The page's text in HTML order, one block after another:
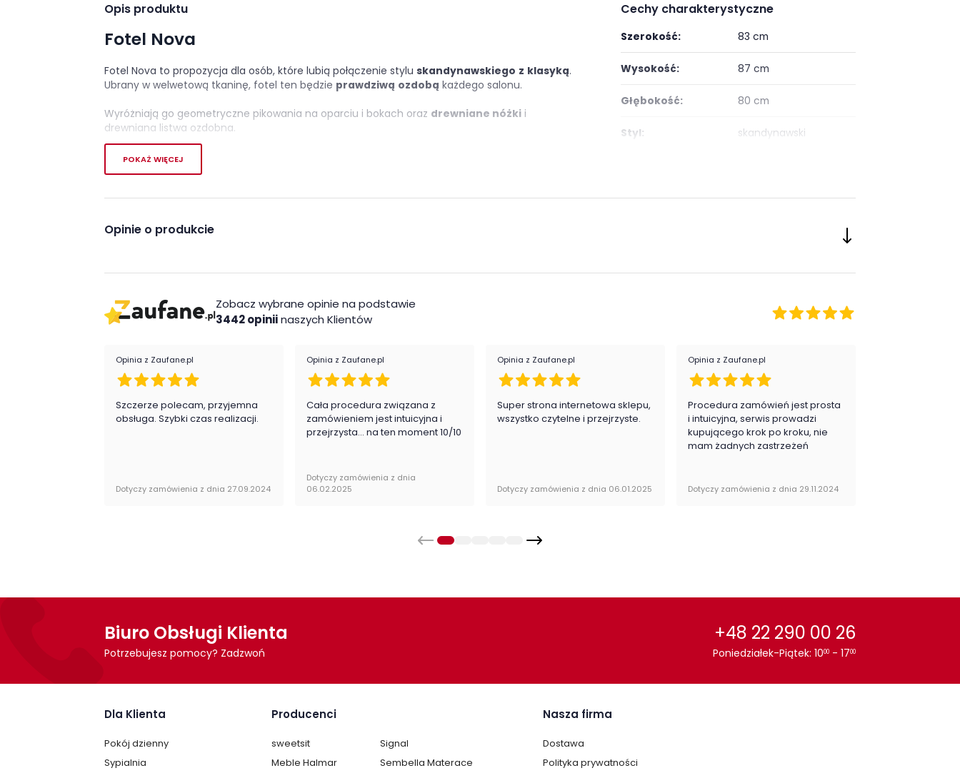
Opis produktu
Fotel Nova
Fotel Nova to propozycja dla osób, które lubią połączenie stylu skandynawskiego z klasyką.
Ubrany w welwetową tkaninę, fotel ten będzie prawdziwą ozdobą każdego salonu.
Wyróżniają go geometryczne pikowania na oparciu i bokach oraz drewniane nóżki i
drewniana listwa ozdobna.
Doskonale komponuje się z sofą Nova, z którą stworzy przytulny zestaw wypoczynkowy.
skandynawski styl
oparcie: pianka wysokoelastyczna na pasach elastycznych
nóżki: drewno
Fotel Nova firmy Sweetsit jest oryginalnie zapakowany w paczkach wraz z instrukcją obsługi do
Cechy charakterystyczne
Szerokość: 83 cm
Wysokość: 87 cm
Głębokość: 80 cm
Styl: skandynawski
Kolor fotela: błękity i granaty
POKAŻ WIĘCEJ
Opinie o produkcie
Zobacz wybrane opinie na podstawie
3442 opiniinaszych Klientów
Opinia z Zaufane.pl
Szczerze polecam, przyjemna
obsługa. Szybki czas realizacji.
Dotyczy zamówienia z dnia 27.09.2024
Opinia z Zaufane.pl
Cała procedura związana z
zamówieniem jest intuicyjna i
przejrzysta... na ten moment 10/10
Dotyczy zamówienia z dnia
06.02.2025
Opinia z Zaufane.pl
Super strona internetowa sklepu,
wszystko czytelne i przejrzyste.
Dotyczy zamówienia z dnia 06.01.2025
Opinia z Zaufane.pl
Procedura zamówień jest prosta
i intuicyjna, serwis prowadzi
kupującego krok po kroku, nie
mam żadnych zastrzeżeń
Dotyczy zamówienia z dnia 29.11.2024
Biuro Obsługi Klienta
Potrzebujesz pomocy? Zadzwoń
+48 22 290 00 26
Poniedziałek-Piątek: 1000 - 1700
Dla Klienta
Pokój dzienny
Sypialnia
Producenci
sweetsit
Signal
Meble Halmar
Sembella Materace
Nasza firma
Dostawa
Polityka prywatności